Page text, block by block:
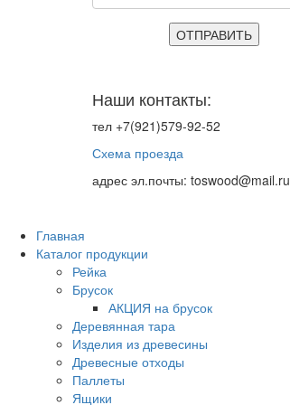
ОТПРАВИТЬ
Наши контакты:
тел +7(921)579-92-52
Схема проезда
адрес эл.почты: toswood@mail.ru
Главная
Каталог продукции
Рейка
Брусок
АКЦИЯ на брусок
Деревянная тара
Изделия из древесины
Древесные отходы
Паллеты
Ящики